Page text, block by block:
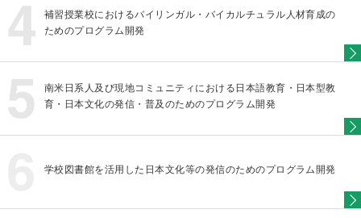
補習授業校におけるバイリンガル・バイカルチュラル人材育成の
ためのプログラム開発
南米日系人及び現地コミュニティにおける日本語教育・日本型教
育・日本文化の発信・普及のためのプログラム開発
学校図書館を活用した日本文化等の発信のためのプログラム開発